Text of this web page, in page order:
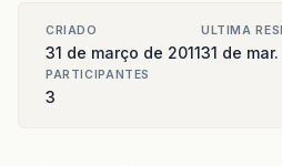
CRIADO
31 de março de 2011
ULTIMA
31 de mar.
PARTICIPANTES
3